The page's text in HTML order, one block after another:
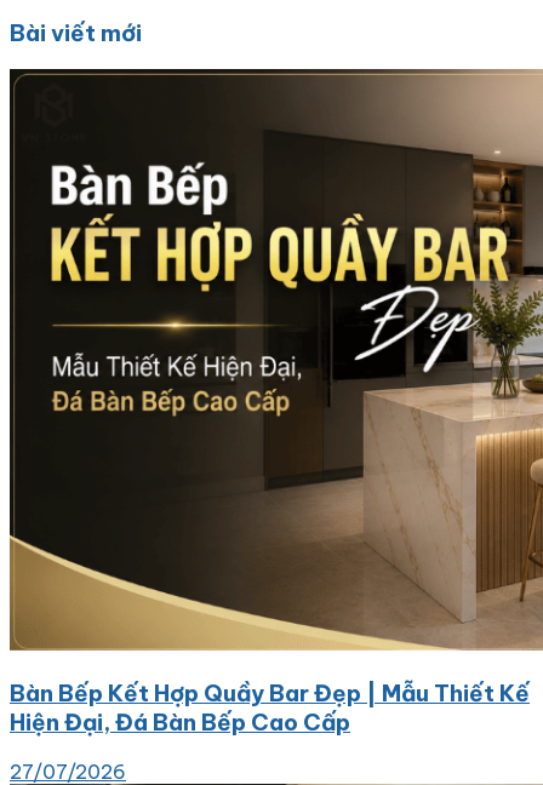
Bài viết mới
Bàn Bếp Kết Hợp Quầy Bar Đẹp | Mẫu Thiết Kế
Hiện Đại, Đá Bàn Bếp Cao Cấp
27/07/2026